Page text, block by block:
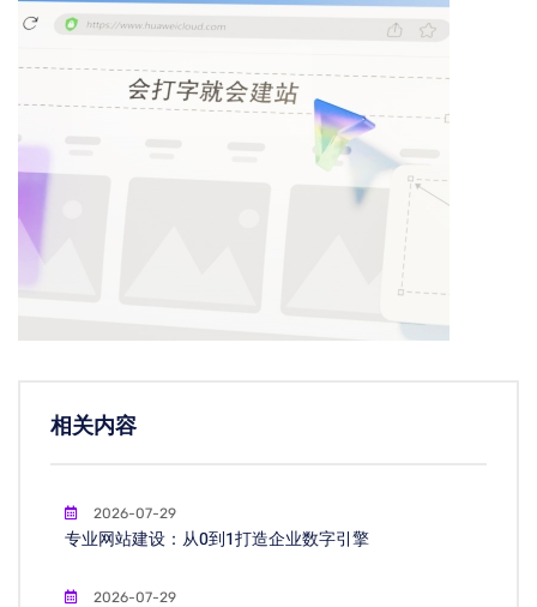
相关内容
2026-07-29
专业网站建设：从0到1打造企业数字引擎
2026-07-29